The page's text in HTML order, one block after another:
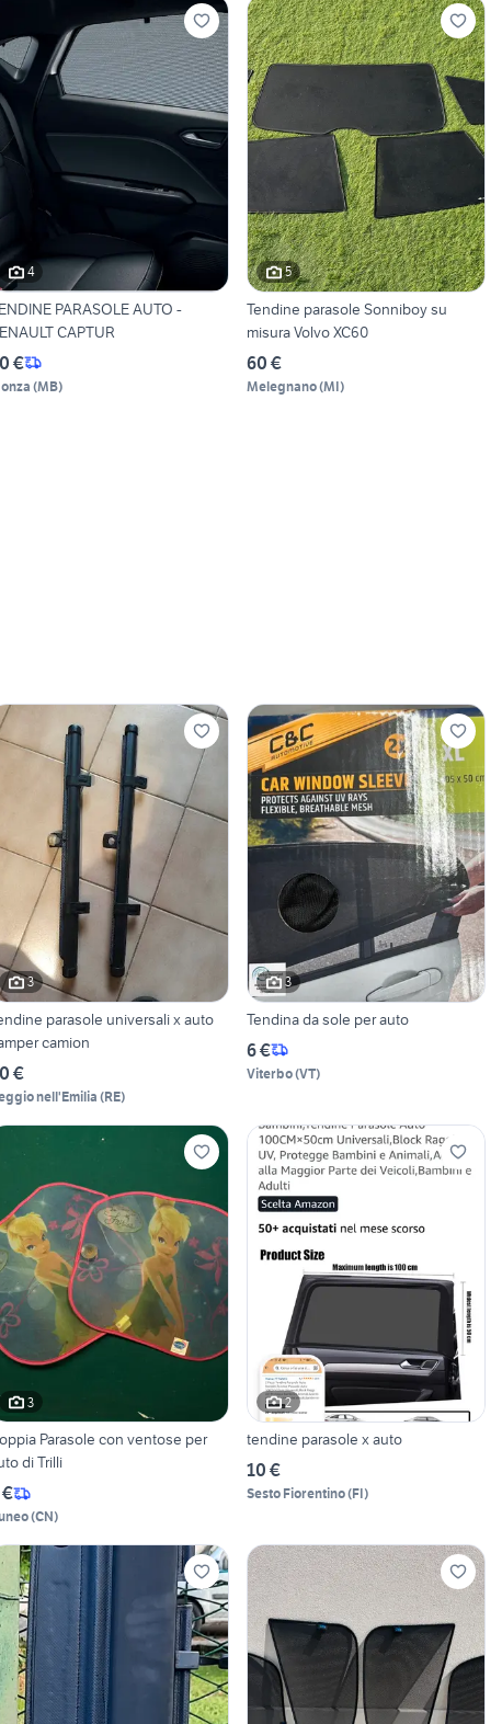
4
PARASOLE AUTO -
CAPTUR
€
(MB)
5
Tendine parasole Sonniboy su
misura Volvo XC60
60 €
Melegnano(MI)
3
parasole universali x auto
camion
€
nell'Emilia (RE)
3
Tendina da sole per auto
6 €
Viterbo(VT)
3
Parasole con ventose per
di Trilli
(CN)
2
tendine parasole x auto
10 €
Sesto Fiorentino(FI)